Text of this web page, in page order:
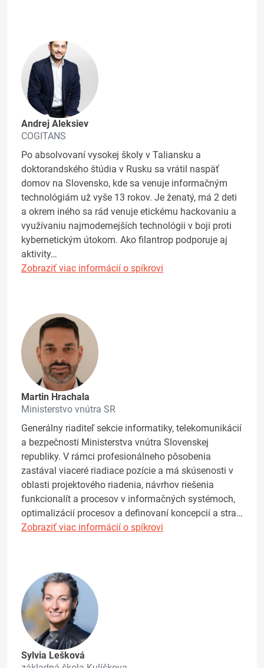
Andrej Aleksiev
COGITANS
Po absolvovaní vysokej školy v Taliansku a
doktorandského štúdia v Rusku sa vrátil naspäť
domov na Slovensko, kde sa venuje informačným
technológiám už vyše 13 rokov. Je ženatý, má 2 deti
a okrem iného sa rád venuje etickému hackovaniu a
využívaniu najmodernejších technológii v boji proti
kybernetickým útokom. Ako filantrop podporuje aj
aktivity…
Zobraziť viac informácií o spíkrovi
Martin Hrachala
Ministerstvo vnútra SR
Generálny riaditeľ sekcie informatiky, telekomunikácií
a bezpečnosti Ministerstva vnútra Slovenskej
republiky. V rámci profesionálneho pôsobenia
zastával viaceré riadiace pozície a má skúsenosti v
oblasti projektového riadenia, návrhov riešenia
funkcionalít a procesov v informačných systémoch,
optimalizácií procesov a definovaní koncepcií a stra…
Zobraziť viac informácií o spíkrovi
Sylvia Lešková